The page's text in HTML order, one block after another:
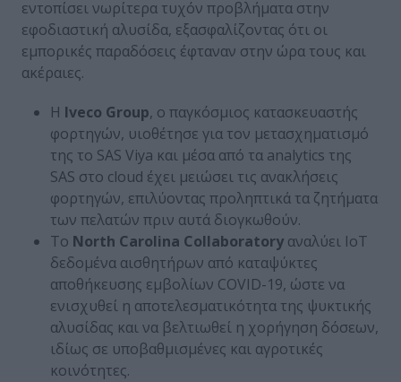
εντοπίσει νωρίτερα τυχόν προβλήματα στην
εφοδιαστική αλυσίδα, εξασφαλίζοντας ότι οι
εμπορικές παραδόσεις έφταναν στην ώρα τους και
ακέραιες.
Η Iveco Group, ο παγκόσμιος κατασκευαστής
φορτηγών, υιοθέτησε για τον μετασχηματισμό
της το SAS Viya και μέσα από τα analytics της
SAS στο cloud έχει μειώσει τις ανακλήσεις
φορτηγών, επιλύοντας προληπτικά τα ζητήματα
των πελατών πριν αυτά διογκωθούν.
Το North Carolina Collaboratory αναλύει IoT
δεδομένα αισθητήρων από καταψύκτες
αποθήκευσης εμβολίων COVID-19, ώστε να
ενισχυθεί η αποτελεσματικότητα της ψυκτικής
αλυσίδας και να βελτιωθεί η χορήγηση δόσεων,
ιδίως σε υποβαθμισμένες και αγροτικές
κοινότητες.